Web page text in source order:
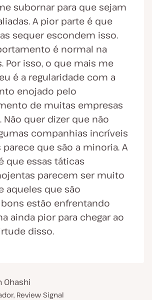
subornar para que sejam
A pior parte é que
sequer escondem isso.
é normal na
Por isso, o que mais me
é a regularidade com a
enojado pelo
de muitas empresas
Não quer dizer que não
companhias incríveis
parece que são a minoria. A
que essas táticas
parecem ser muito
aqueles que são
estão enfrentando
ainda pior para chegar ao
disso.
Ohashi
Review Signal